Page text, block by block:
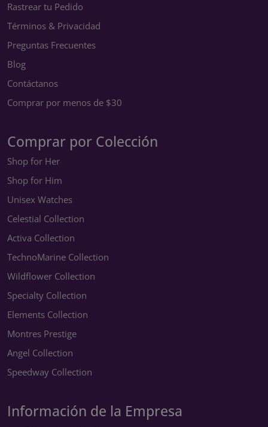
Rastrear tu Pedido
Términos & Privacidad
Preguntas Frecuentes
Blog
Contáctanos
Comprar por menos de $30
Comprar por Colección
Shop for Her
Shop for Him
Unisex Watches
Celestial Collection
Activa Collection
TechnoMarine Collection
Wildflower Collection
Specialty Collection
Elements Collection
Montres Prestige
Angel Collection
Speedway Collection
Información de la Empresa